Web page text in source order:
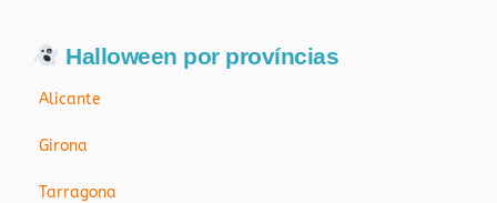
Halloween por províncias
Alicante
Girona
Tarragona